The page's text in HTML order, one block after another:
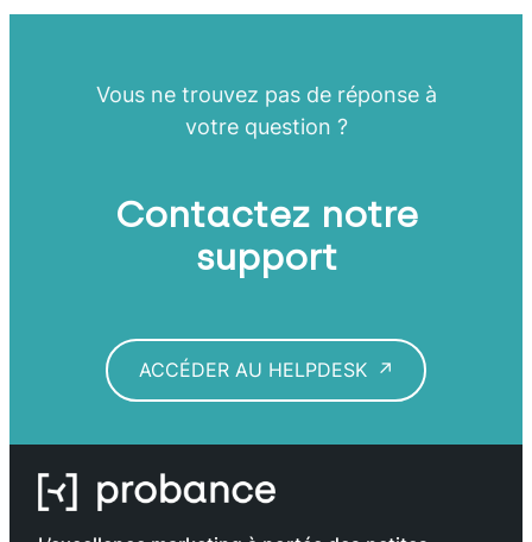
Vous ne trouvez pas de réponse à
votre question ?
Contactez notre
support
ACCÉDER AU HELPDESK